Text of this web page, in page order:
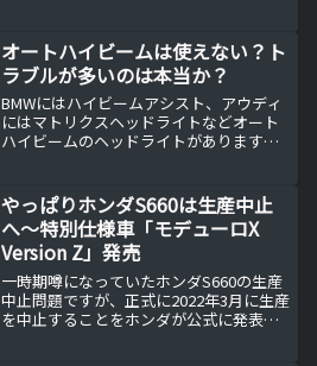
機能のようです。iPhoneをカーナビとし
て使用し...
オートハイビームは使えない？ト
ラブルが多いのは本当か？
BMWにはハイビームアシスト、アウディ
にはマトリクスヘッドライトなどオート
ハイビームのヘッドライトがあります
やっぱりホンダS660は生産中止
へ～特別仕様車「モデューロX
Version Z」発売
一時期噂になっていたホンダS660の生産
中止問題ですが、正式に2022年3月に生産
を中止することをホンダが公式に発表し